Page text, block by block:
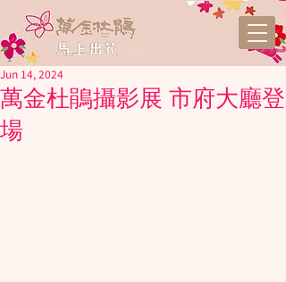
萬金杜鵑攝影展 市府大廳登
場
Jun 14, 2024